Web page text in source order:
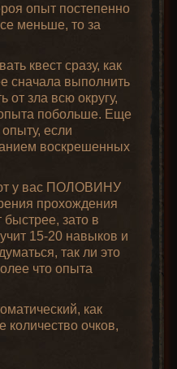
опыт постепенно
меньше, то за
квест сразу, как
сначала выполнить
от зла всю округу,
побольше. Еще
если
воскрешенных
у вас ПОЛОВИНУ
прохождения
быстрее, зато в
15-20 навыков и
так ли это
что опыта
как
количество очков,